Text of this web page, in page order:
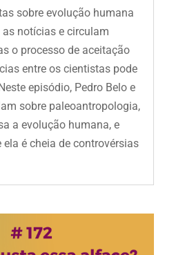
sobre evolução humana
notícias e circulam
o processo de aceitação
entre os cientistas pode
episódio, Pedro Belo e
sobre paleoantropologia,
a evolução humana, e
é cheia de controvérsias